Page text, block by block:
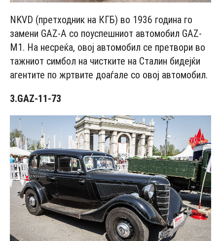
NKVD (претходник на КГБ) во 1936 година го
замени GAZ-A со поуспешниот автомобил GAZ-
M1. На несреќа, овој автомобил се претвори во
тажниот симбол на чистките на Сталин бидејќи
агентите по жртвите доаѓале со овој автомобил.
3.GAZ-11-73